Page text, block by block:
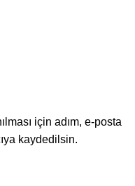
için adım, e-posta
kaydedilsin.